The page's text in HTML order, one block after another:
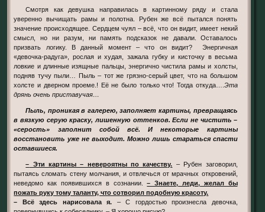
Смотря как девушка направилась в картинному ряду и стала
уверенно вычищать рамы и полотна. Рубен же всё пытался понять
значение происходящее. Сердцем чуял – всё, что он видит, имеет некий
смысл, но ни разум, ни память подсказок не давали. Оставалось
призвать логику. В данный момент – что он видит? Энергичная
«девочка-радуга», рослая и худая, зажала губку и кисточку в весьма
ловкие и длинные изящные пальцы, энергично чистила рамы и холсты,
подняв тучу пыли… Пыль – тот же грязно-серый цвет, что на большом
холсте и дверном проеме.! Её не было только что! Тогда откуда…. Эта
дрянь очень приставучая…
Пыль, проникая в галерею, заполняет картины, превращаясь
в вязкую серую краску, лишенную оттенков. Если не чистить –
«серость» заполнит собой всё. И некоторые картины
восстановить уже не выходит. Можно лишь стараться спасти
оставшиеся.
– Эти картины – невероятны по качеству. – Рубен заговорил,
пытаясь сломать стену молчания, и отвлечься от мрачных откровений,
неведомо как появившихся в сознании.– Знаете, леди, желал бы
пожать руку тому таланту, что сотворил подобную красоту.
– Всё здесь нарисовала я. – С гордостью произнесла девочка,